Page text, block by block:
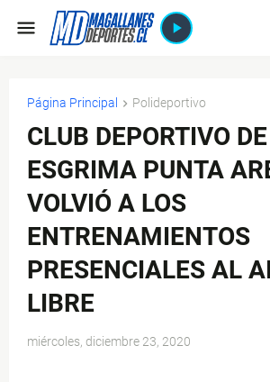
Página Principal Polideportivo
CLUB DEPORTIVO DE
ESGRIMA PUNTA
VOLVIÓ A LOS
ENTRENAMIENTOS
PRESENCIALES AL
LIBRE
miércoles, diciembre 23, 2020